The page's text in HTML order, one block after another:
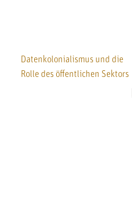
Datenkolonialismus und die
Rolle des öffentlichen Sektors